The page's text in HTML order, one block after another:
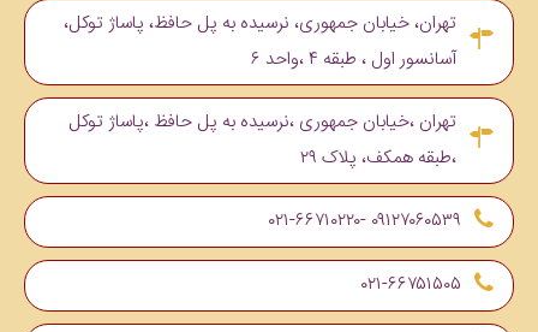
تهران، خیابان جمهوری، نرسیده به پل حافظ، پاساژ توکل،
آسانسور اول ، طبقه ۴ ،واحد ۶
تهران ،خیابان جمهوری ،نرسیده به پل حافظ ،پاساژ توکل
،طبقه همکف، پلاک ۲۹
۰۹۱۲۷۰۶۰۵۳۹ -۰۲۱-۶۶۷۱۰۲۲۰
۰۲۱-۶۶۷۵۱۵۰۵